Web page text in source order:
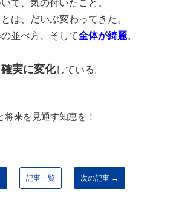
て、気の付いたこと。
は、だいぶ変わってきた。
並べ方、そして全体が綺麗。
確実に変化している。
将来を見通す知恵を！
記事一覧 次の記事 →